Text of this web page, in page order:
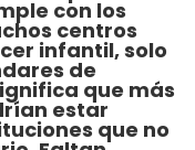
con los
centros
infantil, solo
de
que más
estar
que no